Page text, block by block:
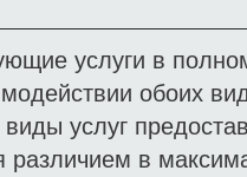
услуги в
обоих
услуг
различием в